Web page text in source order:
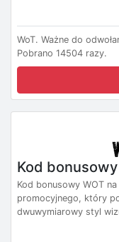
WoT. Ważne do
Pobrano 14504 razy.
Kod
Kod bonusowy WOT
promocyjnego, który
dwuwymiarowy styl